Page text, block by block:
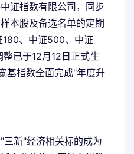
证指数有限公司，同步
本股及备选名单的定期
、中证500、中证
已于12月12日正式生
基指数全面完成"年度升
新"经济相关标的成为